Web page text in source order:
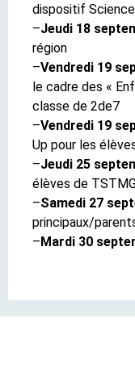
dispositif
–Jeudi 18
région
–Vendredi 19
le cadre des «
classe de 2de7
–Vendredi 19
Up pour les
–Jeudi 25
élèves de
–Samedi 27
principaux/
–Mardi 30